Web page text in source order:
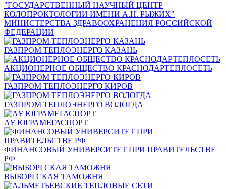
"ГОСУДАРСТВЕННЫЙ НАУЧНЫЙ ЦЕНТР
КОЛОПРОКТОЛОГИИ ИМЕНИ А.Н. РЫЖИХ"
МИНИСТЕРСТВА ЗДРАВООХРАНЕНИЯ РОССИЙСКОЙ
ФЕДЕРАЦИИ
ГАЗПРОМ ТЕПЛОЭНЕРГО КАЗАНЬ
АКЦИОНЕРНОЕ ОБЩЕСТВО КРАСНОДАРТЕПЛОСЕТЬ
ГАЗПРОМ ТЕПЛОЭНЕРГО КИРОВ
ГАЗПРОМ ТЕПЛОЭНЕРГО ВОЛОГДА
АУ ЮГРАМЕГАСПОРТ
ФИНАНСОВЫЙ УНИВЕРСИТЕТ ПРИ ПРАВИТЕЛЬСТВЕ
РФ
ВЫБОРГСКАЯ ТАМОЖНЯ